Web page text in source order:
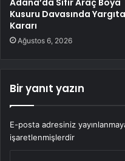
Adana’da Sıfır Araç Boya
Kusuru Davasında
Kararı
Ağustos 6, 2026
Bir yanıt yazın
E-posta adresiniz
işaretlenmişlerdir